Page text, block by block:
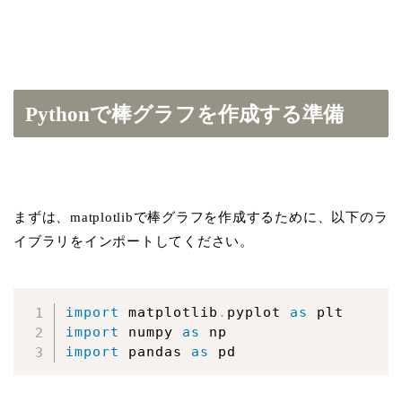
Pythonで棒グラフを作成する準備
まずは、matplotlibで棒グラフを作成するために、以下のラ
イブラリをインポートしてください。
import matplotlib . pyplot as
import numpy as
import pandas as pd